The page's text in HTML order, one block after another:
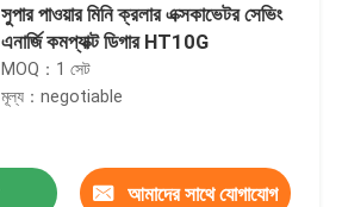
সুপার পাওয়ার মিনি ক্রলার এক্সকাভেটর সেভিং
এনার্জি কমপ্যাক্ট ডিগার HT10G
MOQ：1 সেট
মূল্য：negotiable
আমাদের সাথে যোগাযোগ